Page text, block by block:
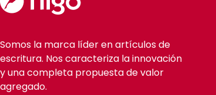
Somos la marca líder en artículos de
escritura. Nos caracteriza la innovación
y una completa propuesta de valor
agregado.